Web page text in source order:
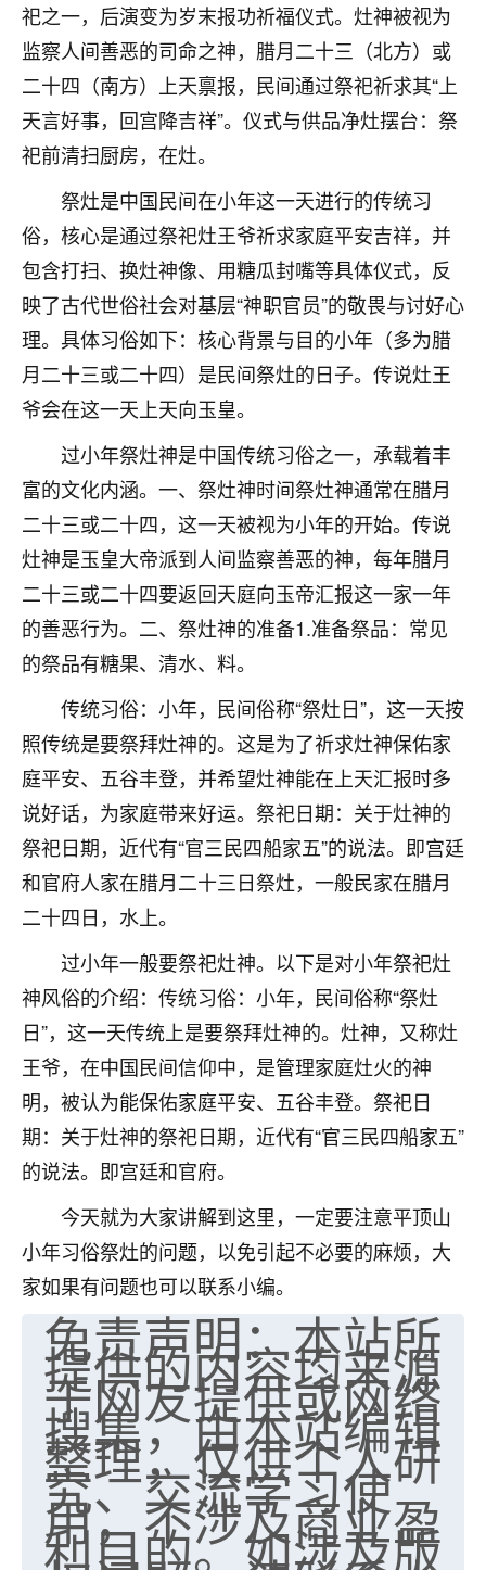
祀之一，后演变为岁末报功祈福仪式。灶神被视为
监察人间善恶的司命之神，腊月二十三（北方）或
二十四（南方）上天禀报，民间通过祭祀祈求其“上
天言好事，回宫降吉祥”。仪式与供品净灶摆台：祭
祀前清扫厨房，在灶。
祭灶是中国民间在小年这一天进行的传统习
俗，核心是通过祭祀灶王爷祈求家庭平安吉祥，并
包含打扫、换灶神像、用糖瓜封嘴等具体仪式，反
映了古代世俗社会对基层“神职官员”的敬畏与讨好心
理。具体习俗如下：核心背景与目的小年（多为腊
月二十三或二十四）是民间祭灶的日子。传说灶王
爷会在这一天上天向玉皇。
过小年祭灶神是中国传统习俗之一，承载着丰
富的文化内涵。一、祭灶神时间祭灶神通常在腊月
二十三或二十四，这一天被视为小年的开始。传说
灶神是玉皇大帝派到人间监察善恶的神，每年腊月
二十三或二十四要返回天庭向玉帝汇报这一家一年
的善恶行为。二、祭灶神的准备1.准备祭品：常见
的祭品有糖果、清水、料。
传统习俗：小年，民间俗称“祭灶日”，这一天按
照传统是要祭拜灶神的。这是为了祈求灶神保佑家
庭平安、五谷丰登，并希望灶神能在上天汇报时多
说好话，为家庭带来好运。祭祀日期：关于灶神的
祭祀日期，近代有“官三民四船家五”的说法。即宫廷
和官府人家在腊月二十三日祭灶，一般民家在腊月
二十四日，水上。
过小年一般要祭祀灶神。以下是对小年祭祀灶
神风俗的介绍：传统习俗：小年，民间俗称“祭灶
日”，这一天传统上是要祭拜灶神的。灶神，又称灶
王爷，在中国民间信仰中，是管理家庭灶火的神
明，被认为能保佑家庭平安、五谷丰登。祭祀日
期：关于灶神的祭祀日期，近代有“官三民四船家五”
的说法。即宫廷和官府。
今天就为大家讲解到这里，一定要注意平顶山
小年习俗祭灶的问题，以免引起不必要的麻烦，大
家如果有问题也可以联系小编。
免责声明：本站所
提供的内容均来源
于网友提供或网络
搜集，由本站编辑
整理，仅供个人研
究、交流学习使
用，不涉及商业盈
利目的。如涉及版
付深
我是公司人事调整，有升迁机会，但同时竞争的我们
三个，找老师的时候是抱着侥幸心理，没想到老师看
着我晋升有望，我半信半疑的按照老师建议，做了化
太岁还有一个发钱粮，本来年前的人事调整，拖到年
后，我以为都没戏了，结果开年一上班，开会提拔升
职第一个就是我，职务无所谓，主要是底薪加了
3000，非常开心，无论如何，感恩感谢！🙏🏻
鹿森 ：恭喜升职加薪！！，请客吗？�
12小时前 来自北京 32
心心相印
我身体不太好，总是病病殃殃的，去检查又没什么大
问题，反正就是不舒服。中医西医看遍了，找不到问
题，后来无意中看到有人推荐慧来老师，跟老师聊过
之后，心情豁然开朗，也听老师建议，处理了一些因
果问题。今年以来，身体比以前好多，主要是心情好
了，老师说境随心转，现在深有体会了。
鹿森：是的，其实跟老师聊过之后，最大的感
触，首先就是心态会变好，万般皆是命，半点
不由人！
1天前 来自四川
金白水清
我也想找老师看看，有没有人给个联系方式的啊？
鹿森：慧来老师微信：gjsy0624
1天前 来自江西 12
青春168
我也想要，我也想要！
2天前 来自山西 15
Jessica李
老师做不做超度法事？我想给我奶奶做超度，她今年
刚去世了。
七零老顽童：我母亲前年离世，刚开始我经常
做梦梦见她，后来也是朋友介绍，找到慧来老
师，安排了超度法事，做梦再也没有梦到过
了，一开始是半信半疑的，图个心安，给亡母
超度，现在看来，人不信也不行。
2天前 来自云南 11
优秀的张同学
老师收徒吗？？我对这些很感兴趣
2天前 来自山西 15